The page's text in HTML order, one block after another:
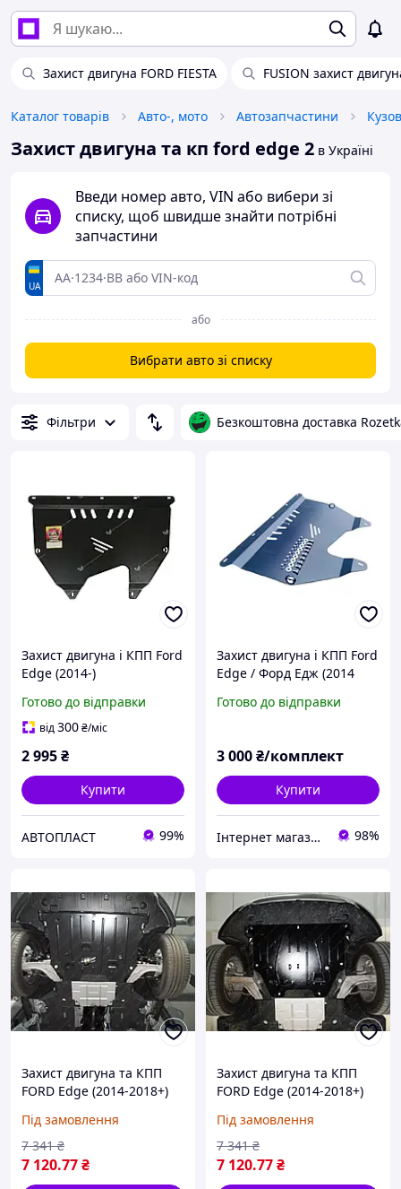
Захист двигуна FORD FIESTA FUSION захист
Каталог товарів Авто-, мото Автозапчастини
Захист двигуна та кп ford edge 2 в Україні
Введи номер авто, VIN або вибери зі
списку, щоб швидше знайти потрібні
запчастини
UA
або
Вибрати авто зі списку
Фільтри Безкоштовна доставка
Захист двигуна і КПП Ford
Edge (2014-)
Готово до відправки
від300₴/міс
2 995₴
Купити
АВТОПЛАСТ 99%
Захист двигуна і КПП Ford
Edge / Форд Едж (2014
кг
Готово до відправки
3 000₴/комплект
Купити
Інтернет магазин "AvtoSfera" 98%
Захист двигуна та КПП
FORD Edge (2014-2018+)
Під замовлення
7 120.77₴
7 341 ₴
Захист двигуна та КПП
FORD Edge (2014-2018+)
Під замовлення
7 120.77₴
7 341 ₴